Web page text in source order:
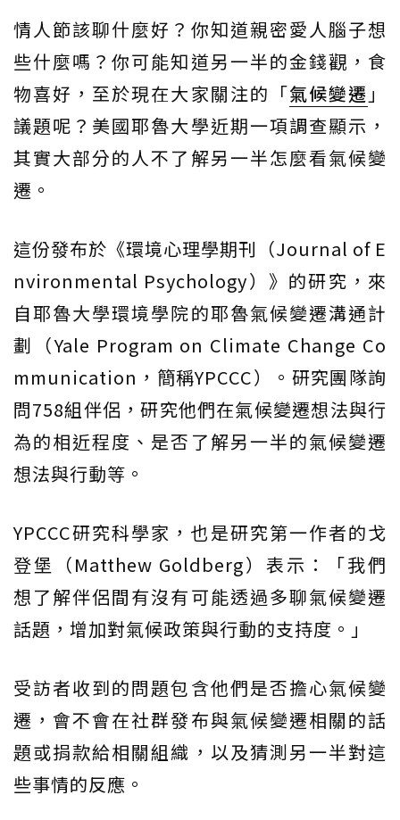
情人節該聊什麼好？你知道親密愛人腦子想
些什麼嗎？你可能知道另一半的金錢觀，食
物喜好，至於現在大家關注的「氣候變遷 」
議題呢？美國耶魯大學近期一項調查顯示，
其實大部分的人不了解另一半怎麼看氣候變
遷。
這份發布於《環境心理學期刊（Journal of E
nvironmental Psychology）》的研究，來
自耶魯大學環境學院的耶魯氣候變遷溝通計
劃（Yale Program on Climate Change Co
mmunication，簡稱YPCCC）。研究團隊詢
問758組伴侶，研究他們在氣候變遷想法與行
為的相近程度、是否了解另一半的氣候變遷
想法與行動等。
YPCCC研究科學家，也是研究第一作者的戈
登堡（Matthew Goldberg）表示：「我們
想了解伴侶間有沒有可能透過多聊氣候變遷
話題，增加對氣候政策與行動的支持度。」
受訪者收到的問題包含他們是否擔心氣候變
遷，會不會在社群發布與氣候變遷相關的話
題或捐款給相關組織，以及猜測另一半對這
些事情的反應。